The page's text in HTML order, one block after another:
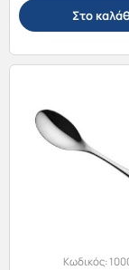
Στο
Κωδικός: